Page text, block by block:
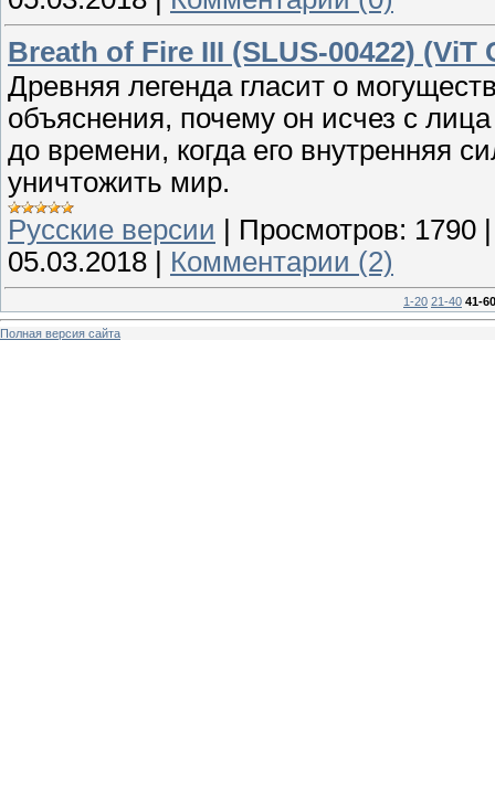
Breath of Fire III (SLUS-00422) (ViT
Древняя легенда гласит о
объяснения, почему он исчез с
до времени, когда его внутренняя
уничтожить мир.
Русские версии | Просмотров: 1790
05.03.2018 | Комментарии (2)
1-20 21-40 41-60
Полная версия сайта